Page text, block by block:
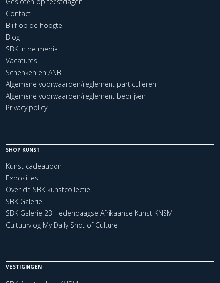
Contact
Blijf op de hoogte
Blog
SBK in de media
Vacatures
Schenken en ANBI
Algemene voorwaarden/reglement particulieren
Algemene voorwaarden/reglement bedrijven
Privacy policy
SHOP KUNST
Kunst cadeaubon
Exposities
Over de SBK kunstcollectie
SBK Galerie
SBK Galerie 23 Hedendaagse Afrikaanse Kunst KNSM
Cultuurvlog My Daily Shot of Culture
VESTIGINGEN